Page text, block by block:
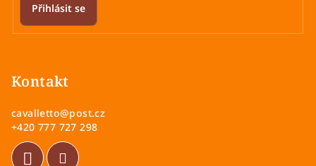
Přihlásit se
Kontakt
cavalletto@post.cz
+420 777 727 298